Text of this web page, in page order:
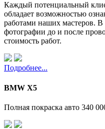
Каждый потенциальный
обладает возможностью
работами наших мастеров. В
фотографии до и после
стоимость работ.
Подробнее...
BMW X5
Полная покраска авто 340